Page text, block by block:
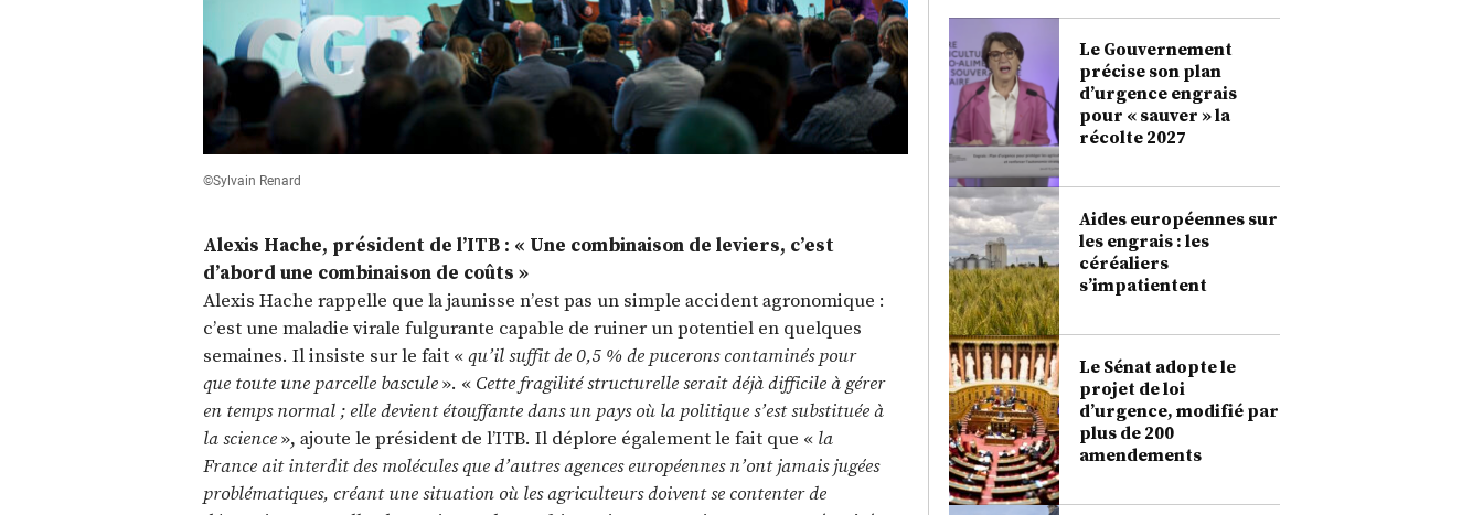
©Sylvain Renard
Alexis Hache, président de l’ITB : « Une combinaison de leviers, c’est
d’abord une combinaison de coûts »
Alexis Hache rappelle que la jaunisse n’est pas un simple accident agronomique :
c’est une maladie virale fulgurante capable de ruiner un potentiel en quelques
semaines. Il insiste sur le fait «qu’il suffit de 0,5 % de pucerons contaminés pour
que toute une parcelle bascule». « Cette fragilité structurelle serait déjà difficile à gérer
en temps normal ; elle devient étouffante dans un pays où la politique s’est substituée à
la science», ajoute le président de l’ITB. Il déplore également le fait que « la
France ait interdit des molécules que d’autres agences européennes n’ont jamais jugées
problématiques, créant une situation où les agriculteurs doivent se contenter de
Le Gouvernement
précise son plan
d’urgence engrais
pour « sauver » la
récolte 2027
Aides européennes sur
les engrais : les
céréaliers
s’impatientent
Le Sénat adopte le
projet de loi
d’urgence, modifié par
plus de 200
amendements